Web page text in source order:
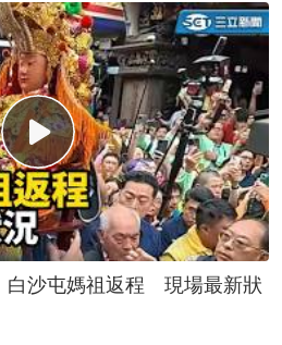
白沙屯媽祖返程 現場最新狀